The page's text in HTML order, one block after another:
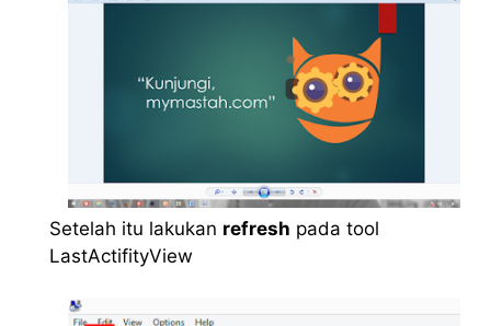
Setelah itu lakukan refresh pada tool
LastActifityView